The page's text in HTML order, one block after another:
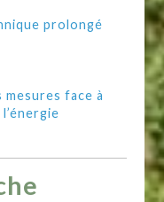
prolongé
mesures face à